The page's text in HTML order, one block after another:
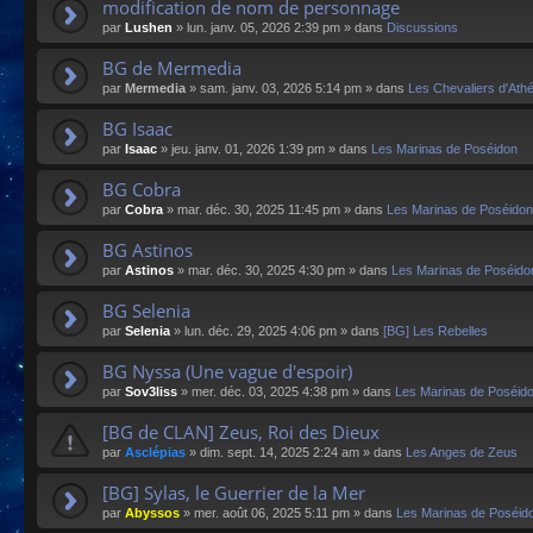
modification de nom de personnage
par Lushen » lun. janv. 05, 2026 2:39 pm » dans Discussions
BG de Mermedia
par Mermedia » sam. janv. 03, 2026 5:14 pm » dans Les Chevaliers
BG Isaac
par Isaac » jeu. janv. 01, 2026 1:39 pm » dans Les Marinas de Poséidon
BG Cobra
par Cobra» mar. déc. 30, 2025 11:45 pm » dans Les Marinas de Poséidon
BG Astinos
par Astinos » mar. déc. 30, 2025 4:30 pm » dans Les Marinas de
BG Selenia
par Selenia» lun. déc. 29, 2025 4:06 pm » dans [BG] Les Rebelles
BG Nyssa (Une vague d'espoir)
par Sov3liss » mer. déc. 03, 2025 4:38 pm » dans Les Marinas de
[BG de CLAN] Zeus, Roi des Dieux
par Asclépias » dim. sept. 14, 2025 2:24 am » dans Les Anges de Zeus
[BG] Sylas, le Guerrier de la Mer
par Abyssos » mer. août 06, 2025 5:11 pm » dans Les Marinas de